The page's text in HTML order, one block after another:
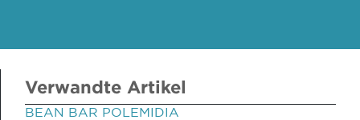
Verwandte Artikel
BEAN BAR POLEMIDIA